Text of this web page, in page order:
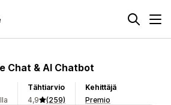
Chat & AI Chatbot
Tähtiarvio
4,9
(259)
Kehittäjä
Premio